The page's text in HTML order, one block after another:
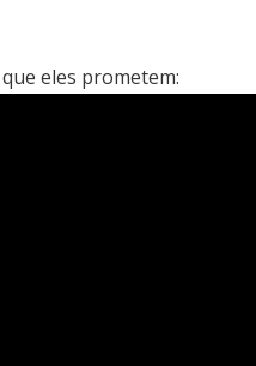
eles prometem: